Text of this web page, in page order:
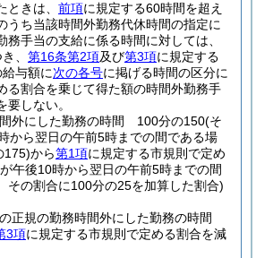
ときは、 前項に規定する60時間を超え
うち当該時間外勤務代休時間の指定に
務手当の支給に係る時間に対しては、
、 第16条第2項及び第3項に規定する
与額に次の各号に掲げる時間の区分に
る割合を乗じて得た額の時間外勤務手
要しない。
外にした勤務の時間 100分の150(そ
から翌日の午前5時までの間である場
175)から第1項に規定する市規則で定め
午後10時から翌日の午前5時までの間
その割合に100分の25を加算した割合)
正規の勤務時間外にした勤務の時間
3項に規定する市規則で定める割合を減